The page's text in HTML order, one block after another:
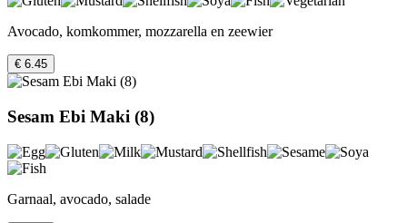
Avocado, komkommer, mozzarella en zeewier
€ 6.45
Sesam Ebi Maki (8)
Garnaal, avocado, salade